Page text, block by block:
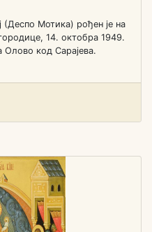
(Деспо Мотика) рођен je на
14. октобра 1949.
Олово код Сарајева.